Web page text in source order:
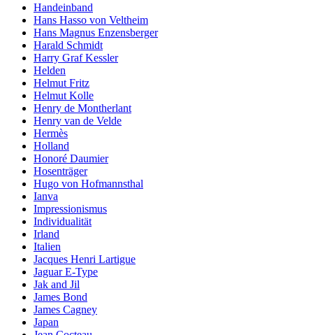
Handeinband
Hans Hasso von Veltheim
Hans Magnus Enzensberger
Harald Schmidt
Harry Graf Kessler
Helden
Helmut Fritz
Helmut Kolle
Henry de Montherlant
Henry van de Velde
Hermès
Holland
Honoré Daumier
Hosenträger
Hugo von Hofmannsthal
Ianva
Impressionismus
Individualität
Irland
Italien
Jacques Henri Lartigue
Jaguar E-Type
Jak and Jil
James Bond
James Cagney
Japan